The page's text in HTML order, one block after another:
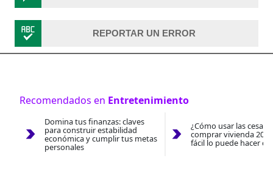
REPORTAR UN ERROR
Recomendados en Entretenimiento
Domina tus finanzas: claves
para construir estabilidad
económica y cumplir tus metas
personales
¿Cómo usar las
comprar vivienda
fácil lo puede hacer